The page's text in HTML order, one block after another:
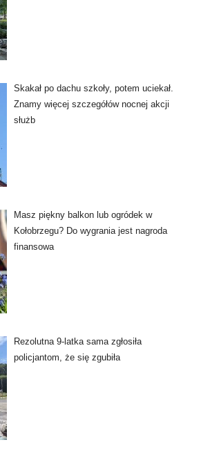
Skakał po dachu szkoły, potem uciekał.
Znamy więcej szczegółów nocnej akcji
służb
Masz piękny balkon lub ogródek w
Kołobrzegu? Do wygrania jest nagroda
finansowa
Rezolutna 9-latka sama zgłosiła
policjantom, że się zgubiła